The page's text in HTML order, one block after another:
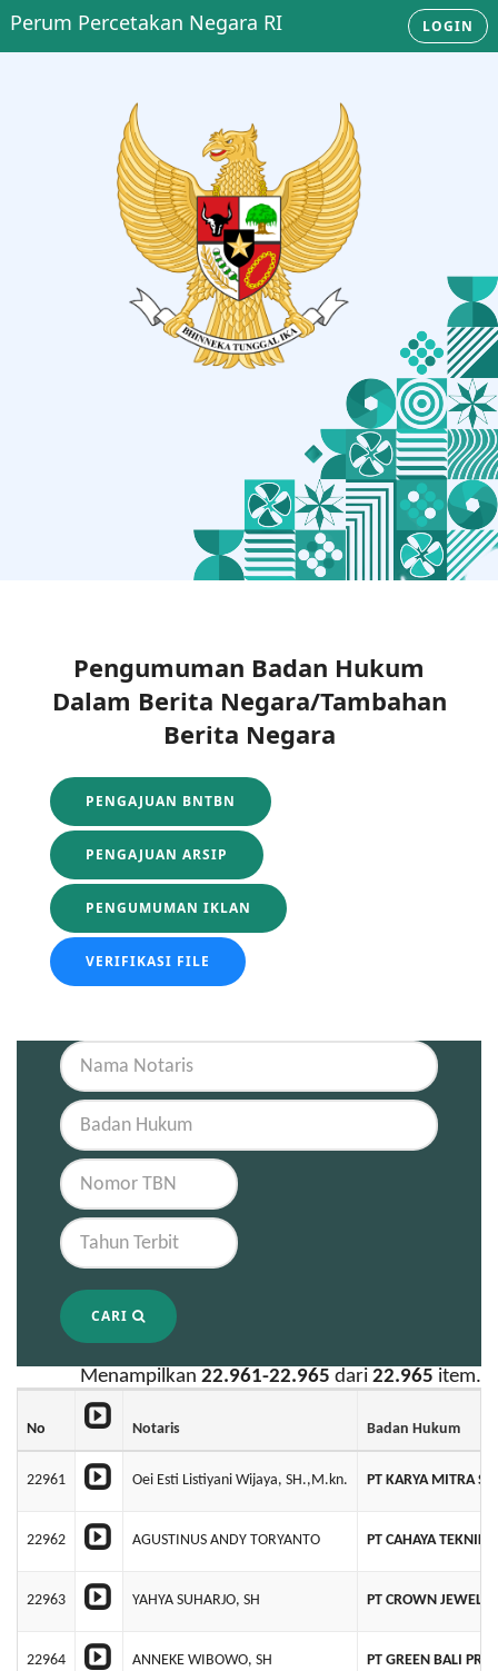
Perum Percetakan Negara RI LOGIN
Pengumuman Badan Hukum
Dalam Berita Negara/Tambahan
Berita Negara
PENGAJUAN BNTBN
PENGAJUAN ARSIP
PENGUMUMAN IKLAN
VERIFIKASI FILE
CARI
Menampilkan 22.961-22.965 dari 22.965 item.
No Notaris Badan Hukum
22961 Oei Esti Listiyani Wijaya, SH.,M.kn. PT KARYA MITRA
22962 AGUSTINUS ANDY TORYANTO PT CAHAYA TEKNIK
22963 YAHYA SUHARJO, SH PT CROWN
22964 ANNEKE WIBOWO, SH PT GREEN BALI